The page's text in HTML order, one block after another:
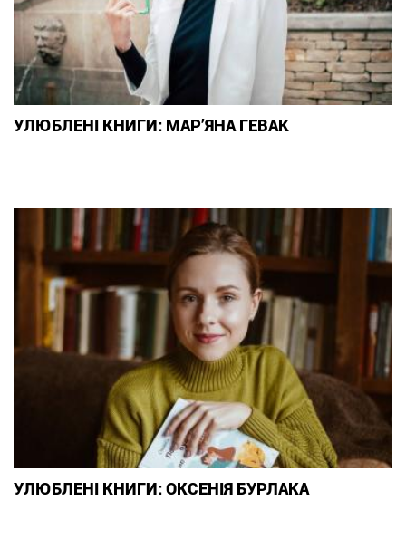
УЛЮБЛЕНІ КНИГИ: МАР’ЯНА ГЕВАК
УЛЮБЛЕНІ КНИГИ: ОКСЕНІЯ БУРЛАКА